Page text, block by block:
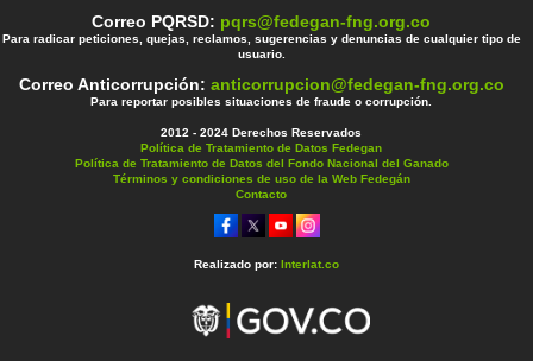
Correo PQRSD: pqrs@fedegan-fng.org.co
Para radicar peticiones, quejas, reclamos, sugerencias y denuncias de cualquier tipo de
usuario.
Correo Anticorrupción: anticorrupcion@fedegan-fng.org.co
Para reportar posibles situaciones de fraude o corrupción.
2012 - 2024 Derechos Reservados
Política de Tratamiento de Datos Fedegan
Política de Tratamiento de Datos del Fondo Nacional del Ganado
Términos y condiciones de uso de la Web Fedegán
Contacto
Realizado por: Interlat.co